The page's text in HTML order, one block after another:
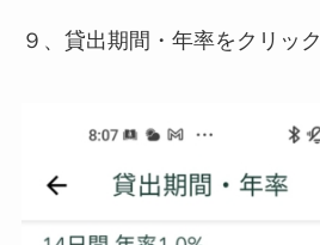
９、貸出期間・年率をクリック